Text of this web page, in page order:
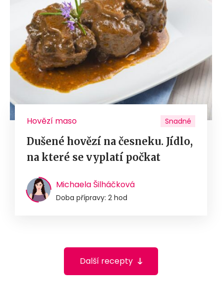
Hovězí maso Snadné
Dušené hovězí na česneku. Jídlo,
na které se vyplatí počkat
Michaela Šilháčková
Doba přípravy: 2 hod
Další recepty